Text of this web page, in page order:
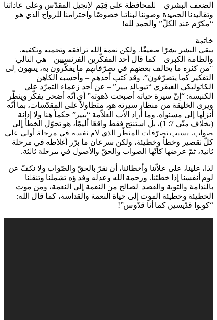
الضعف البشري – للمحافظة على قِيَم الإنجيل المقدّس وعلى عاداتنا
وتقاليدنا الحميدة وصوننا لبناتنا خصوصًا واحترامنا للزواج الذي هو
“مكرّم عند الكلّ” والحمد لله!
خاتمة
يبقى البشر بشرًا ضعيفًا، ولكن نعمة الله ترافقه وتحميه وتكفيه.
والطامة الكبرى – كما قال أحد المفكّرين الفرنسيين – هي التالي:
“من كثرة ما يخالف بعضهم في تصرّفاتهم ما يفكّرون به، ينتهون إلى
التفكير كما يتصرّفون”. وقد كتب أحدهم – وأحسبه الكاهن
الكاثوليكي العبقري “تيوبالد بيير” – عن أحد زعماء التمرّد على
الكنيسة: “إنّ سيرة حياته أصبحت لاهوته” أي أنّه أضحى يفكّر وينظّر
ويرى الخليقة من منظار سيرته هو، متطاولاً على المقدّسات، بما أنّه
أنزلها إلى مستواه. وما أراد الأب العلاّمة “بيير” حكماً هنا ولا إدانة
(بخلاف متّى 7: 1)، بل استنتج فقط واقعًا أليمًا، هو تحوّل الخطأ إلى
صواب، بسبب تصرّفات المنظّر الذي لام نفسه في مرحلة أولى على
كلّ تقصير وخطأ وخطيئة، ولكن سرعان ما برّر أغلاطه في مرحلة
ثانية، ثمّ عرضها كأنّها الصواب والحقّ والأصول في مرحلة ثالثة.
لذا، علينا، على علاّتنا وأخطائنا، أن نقرّ بالحقّ والصّواب ولا نكفّ عن
لوم أنفسنا إذا خطئنا. ورحمة الله وعدله وفداؤه تشملنا وتنقلنا
بالندامة والتوبة والقصد الصالح من النقمة إلى النعمة، ومن موت
الخطيئة وخطيئة الموت إلى حياة النعمة والقداسة، كما قال الله:
“كونوا قدّيسين كما أنا قدّوس”!